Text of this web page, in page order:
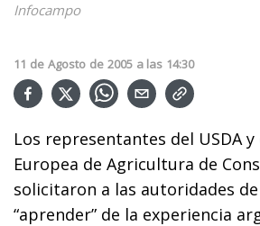
Infocampo
11 de Agosto de 2005 a las 14:30
Los representantes del USDA
Europea de Agricultura de
solicitaron a las autoridades
“aprender” de la experiencia